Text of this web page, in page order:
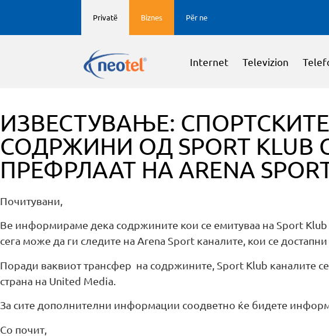
Privatë Biznes Për ne
Internet Televizion
ИЗВЕСТУВАЊЕ: СПОРТСКИТЕ
СОДРЖИНИ ОД SPORT KLUB
ПРЕФРЛААТ НА ARENA
Почитувани,
Ве информираме дека содржините кои се емитуваа на Sport Klub
сега може да ги следите на Arena Sport каналите, кои се
Поради ваквиот трансфер на содржините, Sport Klub каналите
страна на United Media.
За сите дополнителни информации соодветно ќе бидете
Со почит,